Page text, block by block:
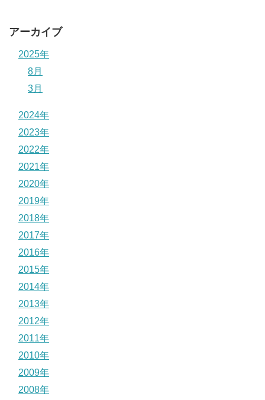
アーカイブ
2025年
8月
3月
2024年
2023年
2022年
2021年
2020年
2019年
2018年
2017年
2016年
2015年
2014年
2013年
2012年
2011年
2010年
2009年
2008年